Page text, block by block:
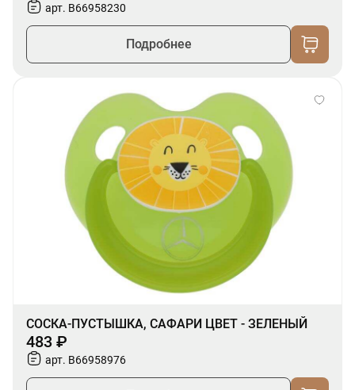
арт. B66958230
Подробнее
СОСКА-ПУСТЫШКА, САФАРИ ЦВЕТ - ЗЕЛЕНЫЙ
483 ₽
арт. B66958976